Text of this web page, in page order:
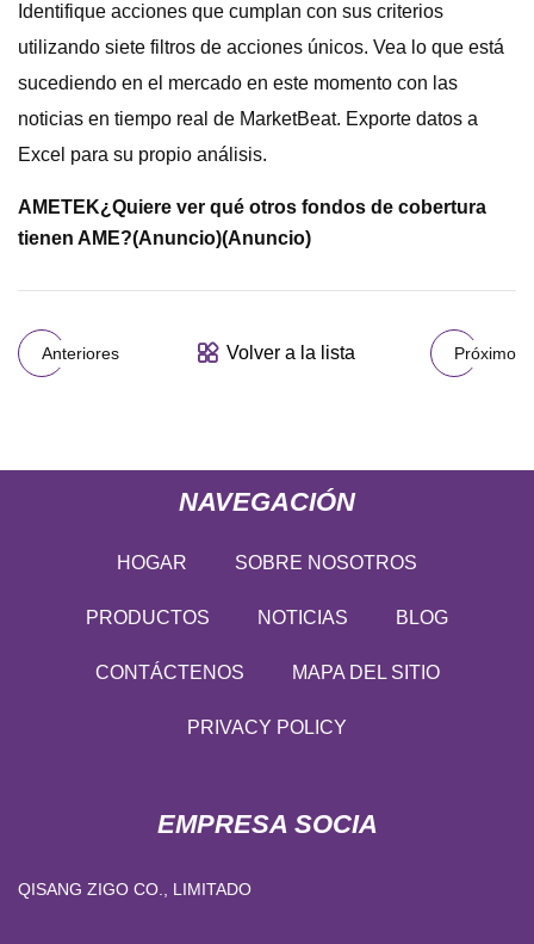
Identifique acciones que cumplan con sus criterios
utilizando siete filtros de acciones únicos. Vea lo que está
sucediendo en el mercado en este momento con las
noticias en tiempo real de MarketBeat. Exporte datos a
Excel para su propio análisis.
AMETEK¿Quiere ver qué otros fondos de cobertura
tienen AME?(Anuncio)(Anuncio)
Anteriores Volver a la lista Próximo
NAVEGACIÓN
HOGAR SOBRE NOSOTROS
PRODUCTOS NOTICIAS BLOG
CONTÁCTENOS MAPA DEL SITIO
PRIVACY POLICY
EMPRESA SOCIA
QISANG ZIGO CO., LIMITADO